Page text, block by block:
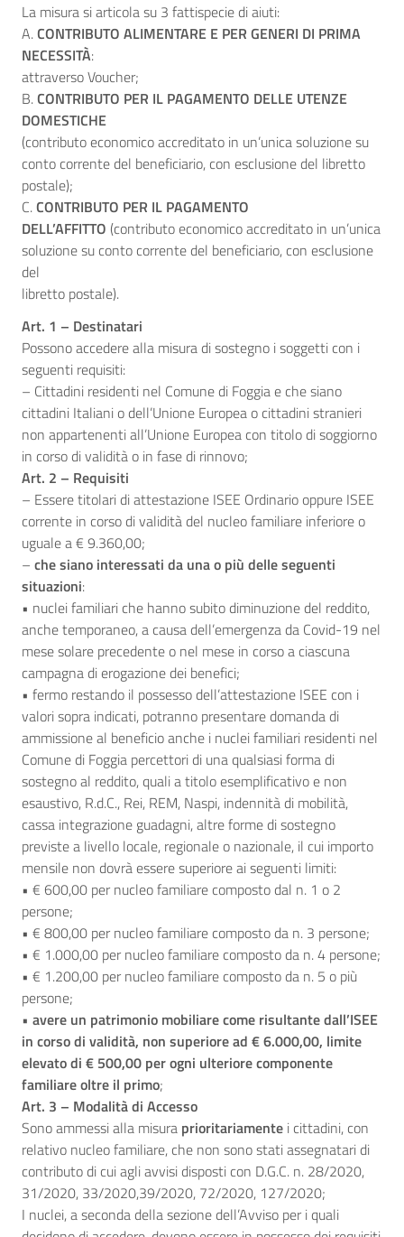
La misura si articola su 3 fattispecie di aiuti:
A.CONTRIBUTO ALIMENTARE E PER GENERI DI PRIMA
NECESSITÀ:
attraverso Voucher;
B.CONTRIBUTO PER IL PAGAMENTO DELLE UTENZE
DOMESTICHE
(contributo economico accreditato in un’unica soluzione su
conto corrente del beneficiario, con esclusione del libretto
postale);
C.CONTRIBUTO PER IL PAGAMENTO
DELL’AFFITTO (contributo economico accreditato in un’unica
soluzione su conto corrente del beneficiario, con esclusione
del
libretto postale).
Art. 1 – Destinatari
Possono accedere alla misura di sostegno i soggetti con i
seguenti requisiti:
– Cittadini residenti nel Comune di Foggia e che siano
cittadini Italiani o dell’Unione Europea o cittadini stranieri
non appartenenti all’Unione Europea con titolo di soggiorno
in corso di validità o in fase di rinnovo;
Art. 2 – Requisiti
– Essere titolari di attestazione ISEE Ordinario oppure ISEE
corrente in corso di validità del nucleo familiare inferiore o
uguale a € 9.360,00;
– che siano interessati da una o più delle seguenti
situazioni:
• nuclei familiari che hanno subito diminuzione del reddito,
anche temporaneo, a causa dell’emergenza da Covid-19 nel
mese solare precedente o nel mese in corso a ciascuna
campagna di erogazione dei benefici;
• fermo restando il possesso dell’attestazione ISEE con i
valori sopra indicati, potranno presentare domanda di
ammissione al beneficio anche i nuclei familiari residenti nel
Comune di Foggia percettori di una qualsiasi forma di
sostegno al reddito, quali a titolo esemplificativo e non
esaustivo, R.d.C., Rei, REM, Naspi, indennità di mobilità,
cassa integrazione guadagni, altre forme di sostegno
previste a livello locale, regionale o nazionale, il cui importo
mensile non dovrà essere superiore ai seguenti limiti:
• € 600,00 per nucleo familiare composto dal n. 1 o 2
persone;
• € 800,00 per nucleo familiare composto da n. 3 persone;
• € 1.000,00 per nucleo familiare composto da n. 4 persone;
• € 1.200,00 per nucleo familiare composto da n. 5 o più
persone;
• avere un patrimonio mobiliare come risultante dall’ISEE
in corso di validità, non superiore ad € 6.000,00, limite
elevato di € 500,00 per ogni ulteriore componente
familiare oltre il primo;
Art. 3 – Modalità di Accesso
Sono ammessi alla misura prioritariamente i cittadini, con
relativo nucleo familiare, che non sono stati assegnatari di
contributo di cui agli avvisi disposti con D.G.C. n. 28/2020,
31/2020, 33/2020,39/2020, 72/2020, 127/2020;
I nuclei, a seconda della sezione dell’Avviso per i quali